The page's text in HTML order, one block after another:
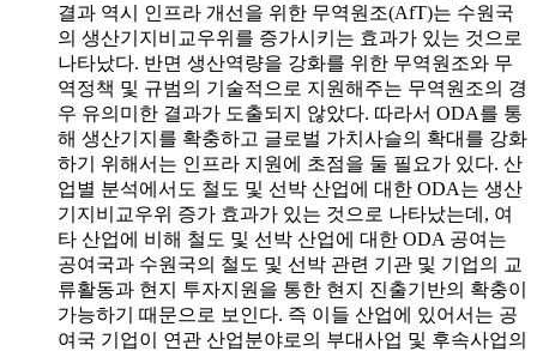
결과 역시 인프라 개선을 위한 무역원조(AfT)는 수원국
의 생산기지비교우위를 증가시키는 효과가 있는 것으로
나타났다. 반면 생산역량을 강화를 위한 무역원조와 무
역정책 및 규범의 기술적으로 지원해주는 무역원조의 경
우 유의미한 결과가 도출되지 않았다. 따라서 ODA를 통
해 생산기지를 확충하고 글로벌 가치사슬의 확대를 강화
하기 위해서는 인프라 지원에 초점을 둘 필요가 있다. 산
업별 분석에서도 철도 및 선박 산업에 대한 ODA는 생산
기지비교우위 증가 효과가 있는 것으로 나타났는데, 여
타 산업에 비해 철도 및 선박 산업에 대한 ODA 공여는
공여국과 수원국의 철도 및 선박 관련 기관 및 기업의 교
류활동과 현지 투자지원을 통한 현지 진출기반의 확충이
가능하기 때문으로 보인다. 즉 이들 산업에 있어서는 공
여국 기업이 연관 산업분야로의 부대사업 및 후속사업의